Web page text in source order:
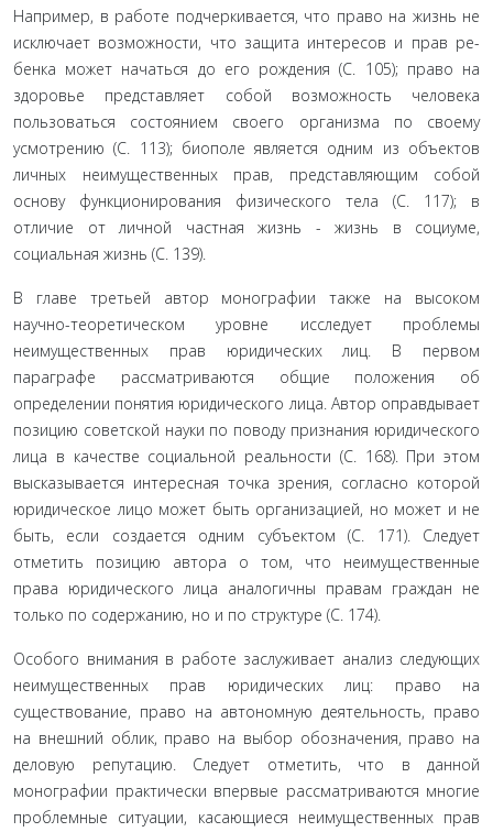
Например, в работе подчеркивается, что право на жизнь не
исклю­чает возможности, что защита интересов и прав ре­
бенка может начаться до его рождения (С. 105); право на
здоровье представляет собой возможность человека
пользоваться состоянием своего организма по своему
усмотрению (С. 113); биополе является одним из объ­ектов
личных неимущественных прав, представляю­щим собой
основу функционирования физического тела (С. 117); в
отличие от личной частная жизнь - жизнь в социуме,
социальная жизнь (С. 139).
В главе третьей автор монографии также на вы­соком
научно-теоретическом уровне исследует про­блемы
неимущественных прав юридических лиц. В первом
параграфе рассматриваются общие положе­ния об
определении понятия юридического лица. Автор оправдывает
позицию советской науки по по­воду признания юридического
лица в качестве соци­альной реальности (С. 168). При этом
высказывается интересная точка зрения, согласно которой
юриди­ческое лицо может быть организацией, но может и не
быть, если создается одним субъектом (С. 171). Следует
отметить позицию автора о том, что неиму­щественные
права юридического лица аналогичны правам граждан не
только по содержанию, но и по структуре (С. 174).
Особого внимания в работе заслуживает анализ следующих
неимущественных прав юридических лиц: право на
существование, право на автономную деятельность, право
на внешний облик, право на вы­бор обозначения, право на
деловую репутацию. Сле­дует отметить, что в данной
монографии практически впервые рассматриваются многие
проблемные си­туации, касающиеся неимущественных прав